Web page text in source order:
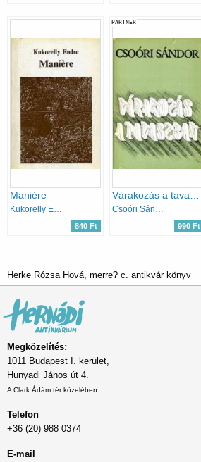
Maniére
Kukorelly Endre
840 Ft
PARTNER
Csoóri Sándor
990 Ft
Herke Rózsa Hová, merre? c. antikvár könyv
Megközelítés:
1011 Budapest I. kerület,
Hunyadi János út 4.
A Clark Ádám tér közelében
Telefon
+36 (20) 988 0374
E-mail